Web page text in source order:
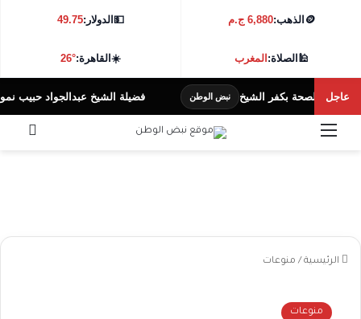
🪙 الذهب:6,880 ج.م 💵الدولار:49.75
🕌الصلاة:المغرب ☀️القاهرة:26°
عاجل
الصحة بكفر الشيخ نبض الوطن فضيلة الشيخ عبدالجواد حبيب نموذج
القائمة
الرئيسية / منوعات
منوعات